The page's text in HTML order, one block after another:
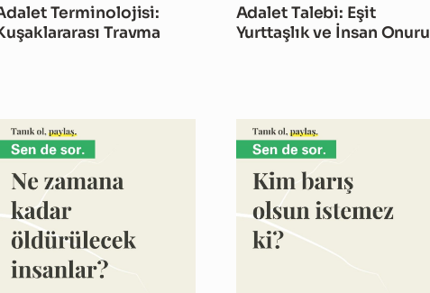
Terminolojisi:
Travma
Adalet Talebi: Eşit
Yurttaşlık ve İnsan Onuru